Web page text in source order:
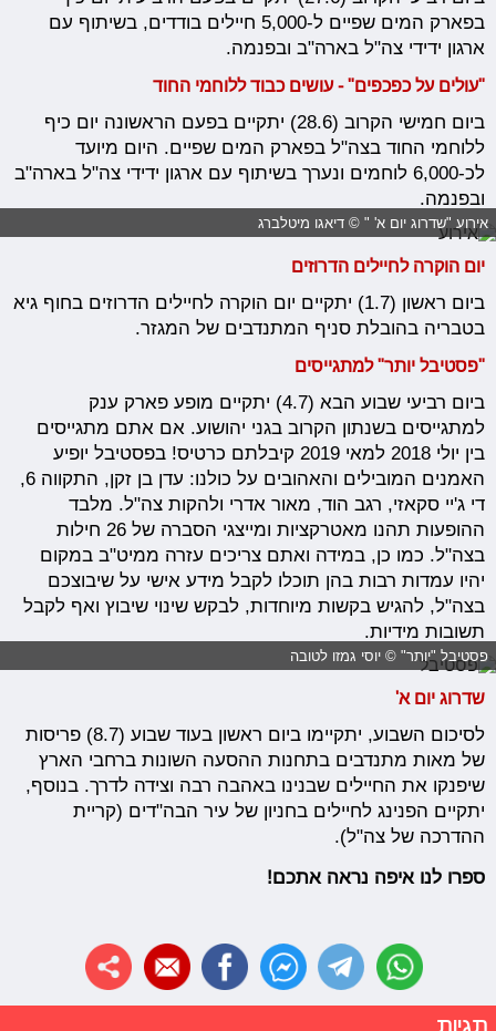
בפארק המים שפיים ל-5,000 חיילים בודדים, בשיתוף עם
ארגון ידידי צה"ל בארה"ב ובפנמה.
"עולים על כפכפים" - עושים כבוד ללוחמי החוד
ביום חמישי הקרוב (28.6) יתקיים בפעם הראשונה יום כיף
ללוחמי החוד בצה"ל בפארק המים שפיים. היום מיועד
לכ-6,000 לוחמים ונערך בשיתוף עם ארגון ידידי צה"ל בארה"ב
ובפנמה.
אירוע "שדרוג יום א' " © דיאגו מיטלברג
יום הוקרה לחיילים הדרוזים
ביום ראשון (1.7) יתקיים יום הוקרה לחיילים הדרוזים בחוף גיא
בטבריה בהובלת סניף המתנדבים של המגזר.
"פסטיבל יותר" למתגייסים
ביום רביעי שבוע הבא (4.7) יתקיים מופע פארק ענק
למתגייסים בשנתון הקרוב בגני יהושוע. אם אתם מתגייסים
בין יולי 2018 למאי 2019 קיבלתם כרטיס! בפסטיבל יופיע
האמנים המובילים והאהובים על כולנו: עדן בן זקן, התקווה 6,
די ג'יי סקאזי, רגב הוד, מאור אדרי ולהקות צה"ל. מלבד
ההופעות תהנו מאטרקציות ומייצגי הסברה של 26 חילות
בצה"ל. כמו כן, במידה ואתם צריכים עזרה ממיט"ב במקום
יהיו עמדות רבות בהן תוכלו לקבל מידע אישי על שיבוצכם
בצה"ל, להגיש בקשות מיוחדות, לבקש שינוי שיבוץ ואף לקבל
תשובות מידיות.
פסטיבל "יותר" © יוסי גמזו לטובה
שדרוג יום א'
לסיכום השבוע, יתקיימו ביום ראשון בעוד שבוע (8.7) פריסות
של מאות מתנדבים בתחנות ההסעה השונות ברחבי הארץ
שיפנקו את החיילים שבנינו באהבה רבה וצידה לדרך. בנוסף,
יתקיים הפנינג לחיילים בחניון של עיר הבה"דים (קריית
ההדרכה של צה"ל).
ספרו לנו איפה נראה אתכם!
תגיות